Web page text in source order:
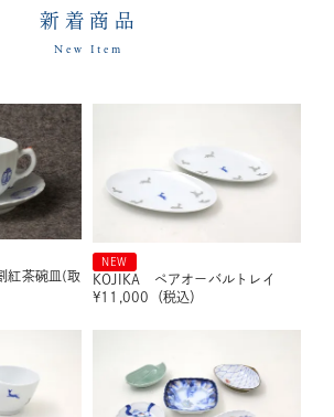
新着商品
New Item
紅茶碗皿(取
NEW
KOJIKA ペアオーバルトレイ
¥11,000 （税込）